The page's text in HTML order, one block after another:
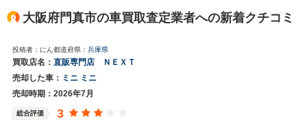
大阪府門真市の車買取査定業者への新着クチコミ
投稿者：にん都道府県： 兵庫県
買取店名： 直販専門店 ＮＥＸＴ
売却した車： ミニ ミニ
売却時期：2026年7月
総合評価 3